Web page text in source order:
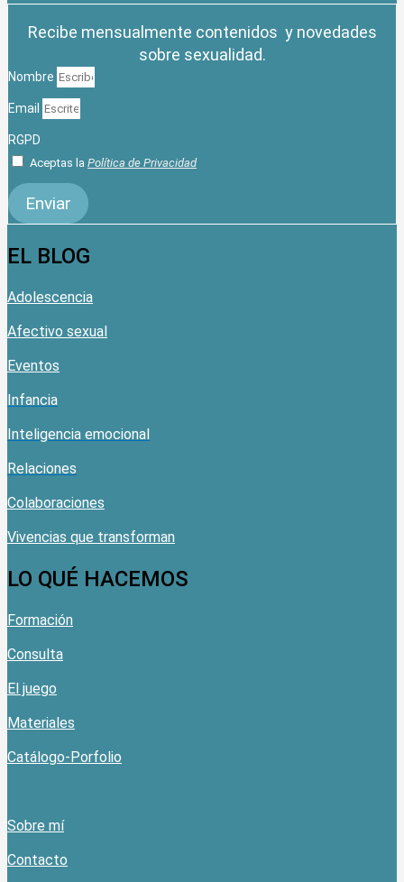
Recibe mensualmente contenidos y novedades
sobre sexualidad.
Nombre
Email
RGPD
Aceptas la Política de Privacidad
Enviar
EL BLOG
Adolescencia
Afectivo sexual
Eventos
Infancia
Inteligencia emocional
Relaciones
Colaboraciones
Vivencias que transforman
LO QUÉ HACEMOS
Formación
Consulta
El juego
Materiales
Catálogo-Porfolio
Sobre mí
Contacto